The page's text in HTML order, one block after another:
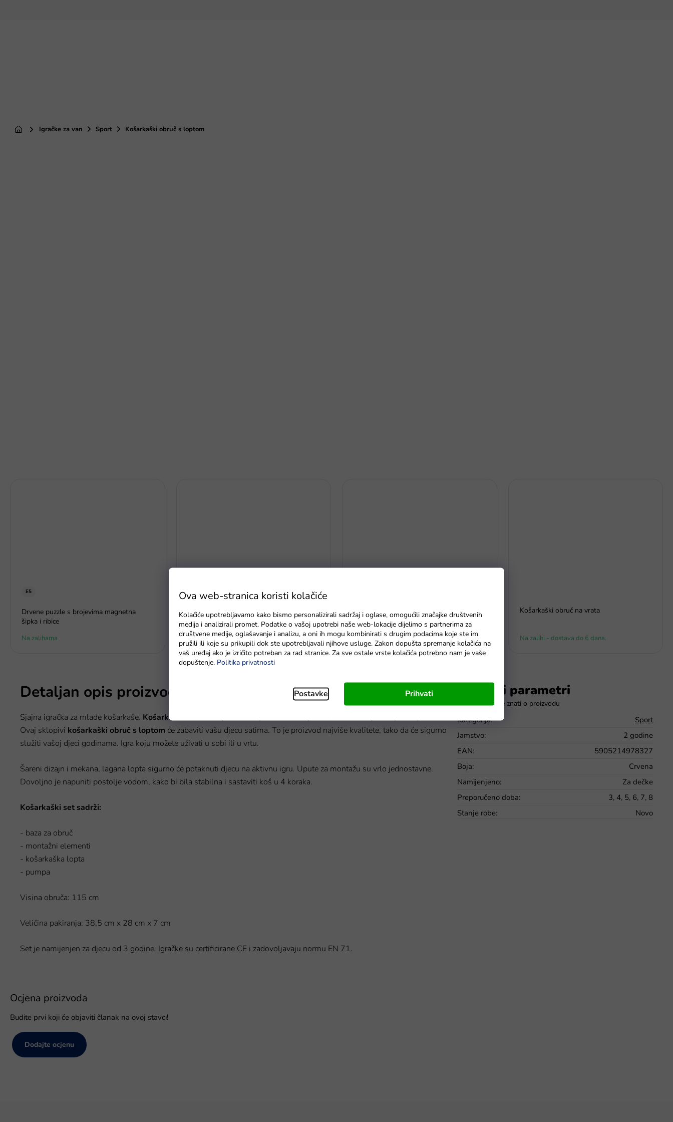
Ova web-stranica koristi kolačiće
Kolačiće upotrebljavamo kako bismo personalizirali sadržaj i oglase, omogućili značajke društvenih
medija i analizirali promet. Podatke o vašoj upotrebi naše web-lokacije dijelimo s partnerima za
društvene medije, oglašavanje i analizu, a oni ih mogu kombinirati s drugim podacima koje ste im
pružili ili koje su prikupili dok ste upotrebljavali njihove usluge. Zakon dopušta spremanje kolačića na
vaš uređaj ako je izričito potreban za rad stranice. Za sve ostale vrste kolačića potrebno nam je vaše
dopuštenje. Politika privatnosti
Postavke Prihvati
PočetnaIgračke za van Sport Košarkaški obruč s loptom
E5
Drvene puzzle s brojevima magnetna
šipka i ribice
Na zalihama
cm
Na zalihama
5 siva
Na zalihi - dostava do 6 dana
Košarkaški obruč na vrata
Na zalihi - dostava do 6 dana.
Detaljan opis proizvoda
Sjajna igračka za mlade košarkaše. Košarkaški obruč s loptom
Ovaj sklopivi košarkaški obruč s loptom će zabaviti vašu djecu satima. To je proizvod najviše kvalitete, tako da će sigurno
služiti vašoj djeci godinama. Igra koju možete uživati u sobi ili u vrtu.
Šareni dizajn i mekana, lagana lopta sigurno će potaknuti djecu na aktivnu igru. Upute za montažu su vrlo jednostavne.
Dovoljno je napuniti postolje vodom, kako bi bila stabilna i sastaviti koš u 4 koraka.
Košarkaški set sadrži:
- baza za obruč
- montažni elementi
- košarkaška lopta
- pumpa
Visina obruča: 115 cm
Veličina pakiranja: 38,5 cm x 28 cm x 7 cm
Set je namijenjen za djecu od 3 godine. Igračke su certificirane CE i zadovoljavaju normu EN 71.
Dodatni parametri
Kategorija:
Sport
Jamstvo:
2 godine
EAN:
5905214978327
Boja:
Crvena
Namijenjeno:
Za dečke
Preporučeno doba:
3, 4, 5, 6, 7, 8
Stanje robe: Novo
Ocjena proizvoda
Budite prvi koji će objaviti članak na ovoj stavci!
Dodajte ocjenu